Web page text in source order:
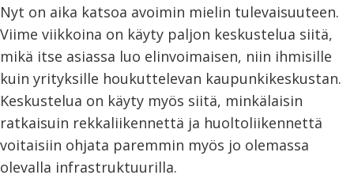
Nyt on aika katsoa avoimin mielin tulevaisuuteen.
Viime viikkoina on käyty paljon keskustelua siitä,
mikä itse asiassa luo elinvoimaisen, niin ihmisille
kuin yrityksille houkuttelevan kaupunkikeskustan.
Keskustelua on käyty myös siitä, minkälaisin
ratkaisuin rekkaliikennettä ja huoltoliikennettä
voitaisiin ohjata paremmin myös jo olemassa
olevalla infrastruktuurilla.